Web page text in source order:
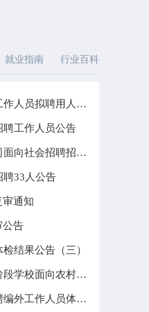
就业指南 行业百科
2025年安徽亳州市市直事业单位招聘工作人员拟聘用人员名单公
聘工作人员公告
2025安徽亳州市公共交通集团有限公司面向社会招聘招聘见习生
聘33人公告
审通知
公告
结果公告（三）
2025安徽亳州市蒙城县城区义务教育阶段学校面向农村教师竞岗
2025安徽亳州市蒙城县广播电视台招聘编外工作人员体检、考察